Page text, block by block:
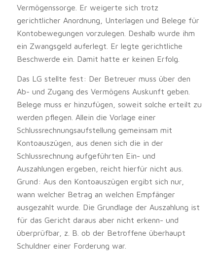
Vermögenssorge. Er weigerte sich trotz
gerichtlicher Anordnung, Unterlagen und Belege für
Kontobewegungen vorzulegen. Deshalb wurde ihm
ein Zwangsgeld auferlegt. Er legte gerichtliche
Beschwerde ein. Damit hatte er keinen Erfolg.
Das LG stellte fest: Der Betreuer muss über den
Ab- und Zugang des Vermögens Auskunft geben.
Belege muss er hinzufügen, soweit solche erteilt zu
werden pflegen. Allein die Vorlage einer
Schlussrechnungsaufstellung gemeinsam mit
Kontoauszügen, aus denen sich die in der
Schlussrechnung aufgeführten Ein- und
Auszahlungen ergeben, reicht hierfür nicht aus.
Grund: Aus den Kontoauszügen ergibt sich nur,
wann welcher Betrag an welchen Empfänger
ausgezahlt wurde. Die Grundlage der Auszahlung ist
für das Gericht daraus aber nicht erkenn- und
überprüfbar, z. B. ob der Betroffene überhaupt
Schuldner einer Forderung war.